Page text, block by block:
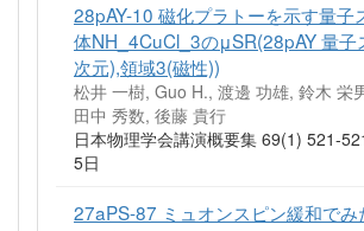
28pAY-10 磁化プラトーを示す量子
体NH_4CuCl_3のμSR(28pAY 量子
次元),領域3(磁性))
松井 一樹, Guo H., 渡邊 功雄, 鈴木 栄
田中 秀数, 後藤 貴行
日本物理学会講演概要集 69(1) 521-
5日
27aPS-87 ミュオンスピン緩和でみ